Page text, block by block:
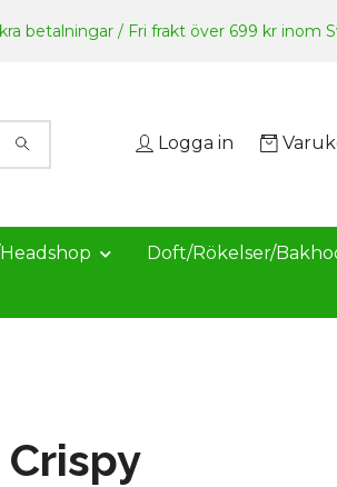
betalningar / Fri frakt över 699 kr inom
Logga in
Doft/Rökelser/
Crispy